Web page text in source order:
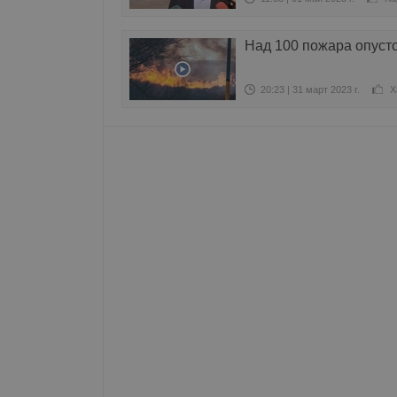
Над 100 пожара
20:23 | 31 март 2023 г.